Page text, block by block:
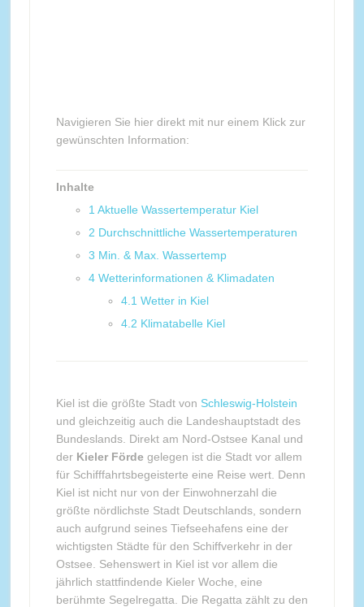
Navigieren Sie hier direkt mit nur einem Klick zur
gewünschten Information:
Inhalte
1 Aktuelle Wassertemperatur Kiel
2 Durchschnittliche Wassertemperaturen
3 Min. & Max. Wassertemp
4 Wetterinformationen & Klimadaten
4.1 Wetter in Kiel
4.2 Klimatabelle Kiel
Kiel ist die größte Stadt von Schleswig-Holstein
und gleichzeitig auch die Landeshauptstadt des
Bundeslands. Direkt am Nord-Ostsee Kanal und
der Kieler Förde gelegen ist die Stadt vor allem
für Schifffahrtsbegeisterte eine Reise wert. Denn
Kiel ist nicht nur von der Einwohnerzahl die
größte nördlichste Stadt Deutschlands, sondern
auch aufgrund seines Tiefseehafens eine der
wichtigsten Städte für den Schiffverkehr in der
Ostsee. Sehenswert in Kiel ist vor allem die
jährlich stattfindende Kieler Woche, eine
berühmte Segelregatta. Die Regatta zählt zu den